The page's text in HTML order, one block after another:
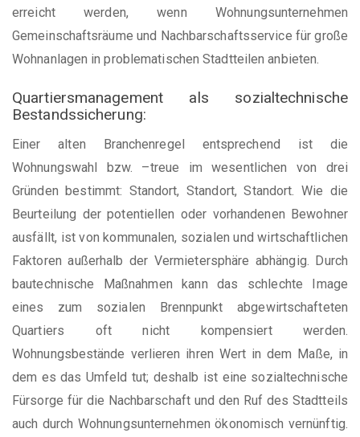
erreicht werden, wenn Wohnungsunternehmen
Gemeinschaftsräume und Nachbarschaftsservice für große
Wohnanlagen in problematischen Stadtteilen anbieten.
Quartiersmanagement als sozialtechnische
Bestandssicherung:
Einer alten Branchenregel entsprechend ist die
Wohnungswahl bzw. –treue im wesentlichen von drei
Gründen bestimmt: Standort, Standort, Standort. Wie die
Beurteilung der potentiellen oder vorhandenen Bewohner
ausfällt, ist von kommunalen, sozialen und wirtschaftlichen
Faktoren außerhalb der Vermietersphäre abhängig. Durch
bautechnische Maßnahmen kann das schlechte Image
eines zum sozialen Brennpunkt abgewirtschafteten
Quartiers oft nicht kompensiert werden.
Wohnungsbestände verlieren ihren Wert in dem Maße, in
dem es das Umfeld tut; deshalb ist eine sozialtechnische
Fürsorge für die Nachbarschaft und den Ruf des Stadtteils
auch durch Wohnungsunternehmen ökonomisch vernünftig.